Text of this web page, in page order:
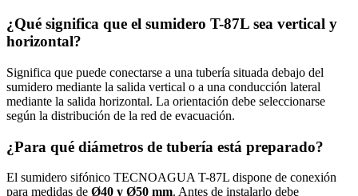
¿Qué significa que el sumidero T-87L sea vertical y
horizontal?
Significa que puede conectarse a una tubería situada debajo del
sumidero mediante la salida vertical o a una conducción lateral
mediante la salida horizontal. La orientación debe seleccionarse
según la distribución de la red de evacuación.
¿Para qué diámetros de tubería está preparado?
El sumidero sifónico TECNOAGUA T-87L dispone de conexión
para medidas de Ø40 y Ø50 mm. Antes de instalarlo debe